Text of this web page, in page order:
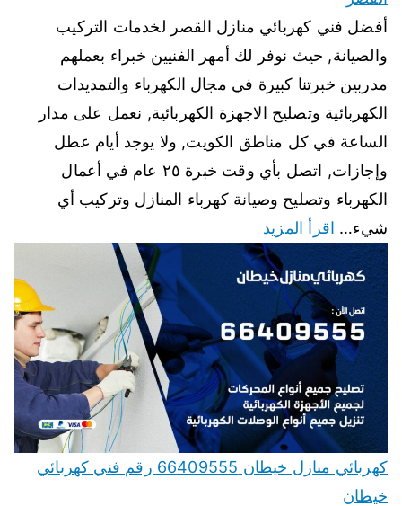
أفضل فني كهربائي منازل القصر لخدمات التركيب
والصيانة, حيث نوفر لك أمهر الفنيين خبراء بعملهم
مدربين خبرتنا كبيرة في مجال الكهرباء والتمديدات
الكهربائية وتصليح الاجهزة الكهربائية, نعمل على مدار
الساعة في كل مناطق الكويت, ولا يوجد أيام عطل
وإجازات, اتصل بأي وقت خبرة ٢٥ عام في أعمال
الكهرباء وتصليح وصيانة كهرباء المنازل وتركيب أي
شيء… اقرأ المزيد
كهربائي منازل خيطان 66409555 رقم فني كهربائي
خيطان